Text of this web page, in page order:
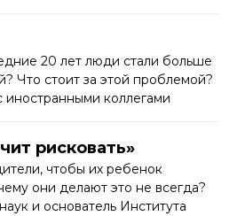
20 лет люди стали больше
Что стоит за этой проблемой?
иностранными коллегами
рисковать»
чтобы их ребенок
они делают это не всегда?
и основатель Института